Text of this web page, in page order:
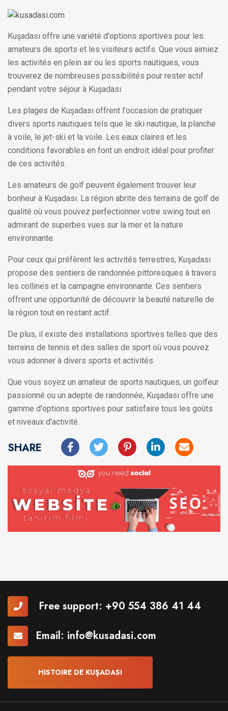
Kuşadası offre une variété d'options sportives pour les
amateurs de sports et les visiteurs actifs. Que vous aimiez
les activités en plein air ou les sports nautiques, vous
trouverez de nombreuses possibilités pour rester actif
pendant votre séjour à Kuşadası.
Les plages de Kuşadası offrent l'occasion de pratiquer
divers sports nautiques tels que le ski nautique, la planche
à voile, le jet-ski et la voile. Les eaux claires et les
conditions favorables en font un endroit idéal pour profiter
de ces activités.
Les amateurs de golf peuvent également trouver leur
bonheur à Kuşadası. La région abrite des terrains de golf de
qualité où vous pouvez perfectionner votre swing tout en
admirant de superbes vues sur la mer et la nature
environnante.
Pour ceux qui préfèrent les activités terrestres, Kuşadası
propose des sentiers de randonnée pittoresques à travers
les collines et la campagne environnante. Ces sentiers
offrent une opportunité de découvrir la beauté naturelle de
la région tout en restant actif.
De plus, il existe des installations sportives telles que des
terrains de tennis et des salles de sport où vous pouvez
vous adonner à divers sports et activités.
Que vous soyez un amateur de sports nautiques, un golfeur
passionné ou un adepte de randonnée, Kuşadası offre une
gamme d'options sportives pour satisfaire tous les goûts
et niveaux d'activité.
SHARE
Free support: +90 554 386 41 44
Email: info@kusadasi.com
HISTOIRE DE KUŞADASI